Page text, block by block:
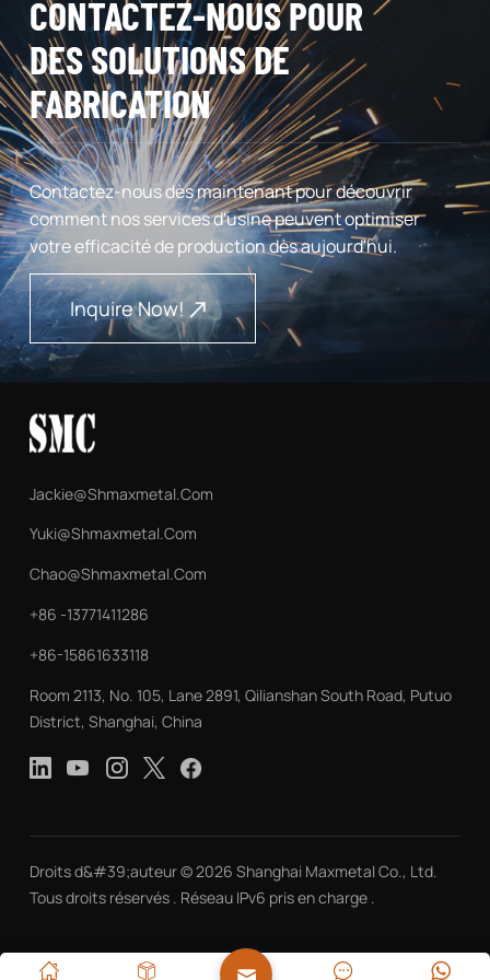
CONTACTEZ-NOUS POUR
DES SOLUTIONS DE
FABRICATION
Contactez-nous dès maintenant pour découvrir
comment nos services d'usine peuvent optimiser
votre efficacité de production dès aujourd'hui.
Inquire Now!
Jackie@shmaxmetal.com
Yuki@shmaxmetal.com
Chao@shmaxmetal.com
+86 -13771411286
+86-15861633118
Room 2113, No. 105, Lane 2891, Qilianshan South Road, Putuo
District, Shanghai, China
Droits d&#39;auteur © 2026 Shanghai Maxmetal Co., Ltd.
Tous droits réservés . Réseau IPv6 pris en charge .